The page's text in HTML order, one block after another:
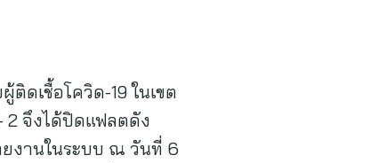
ดเชื้อโควิด-19 ในเขต
2 จึงได้ปิดแฟลตดัง
ยงานในระบบ ณ วันที่ 6